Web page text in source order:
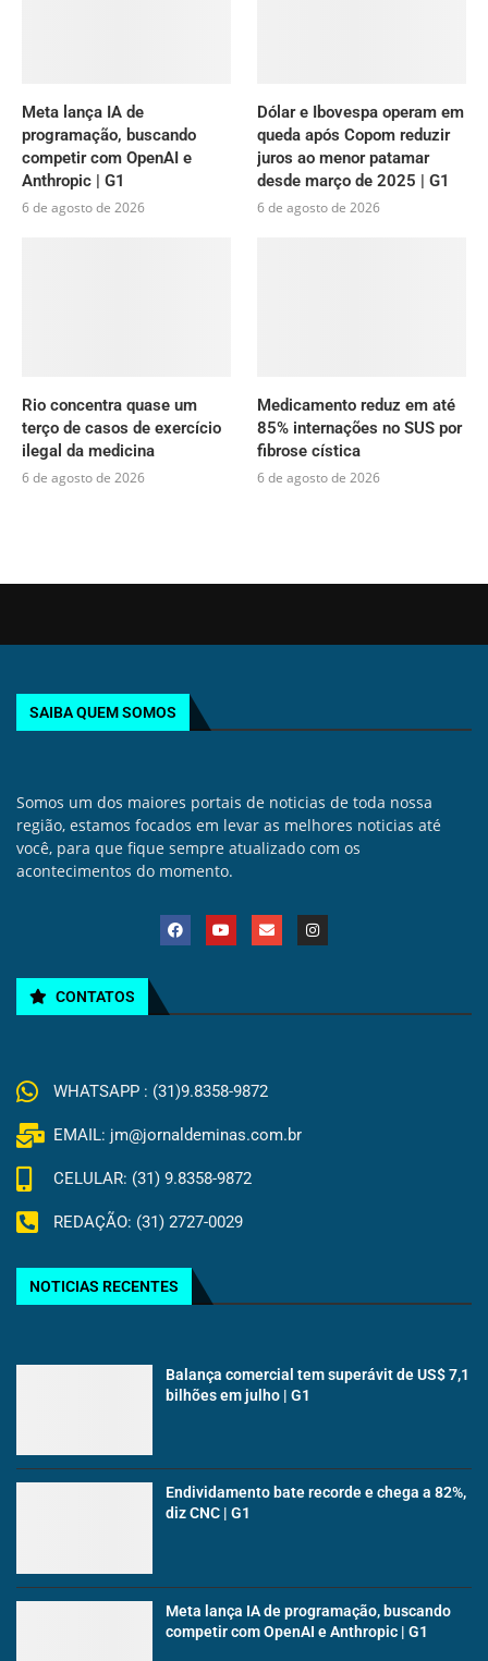
Meta lança IA de
programação, buscando
competir com OpenAI e
Anthropic | G1
6 de agosto de 2026
Dólar e Ibovespa operam em
queda após Copom reduzir
juros ao menor patamar
desde março de 2025 | G1
6 de agosto de 2026
Rio concentra quase um
terço de casos de exercício
ilegal da medicina
6 de agosto de 2026
Medicamento reduz em até
85% internações no SUS por
fibrose cística
6 de agosto de 2026
SAIBA QUEM SOMOS
Somos um dos maiores portais de noticias de toda nossa
região, estamos focados em levar as melhores noticias até
você, para que fique sempre atualizado com os
acontecimentos do momento.
CONTATOS
WHATSAPP : (31)9.8358-9872
EMAIL: jm@jornaldeminas.com.br
CELULAR: (31) 9.8358-9872
REDAÇÃO: (31) 2727-0029
NOTICIAS RECENTES
Balança comercial tem superávit de US$ 7,1
bilhões em julho | G1
Endividamento bate recorde e chega a 82%,
diz CNC | G1
Meta lança IA de programação, buscando
competir com OpenAI e Anthropic | G1